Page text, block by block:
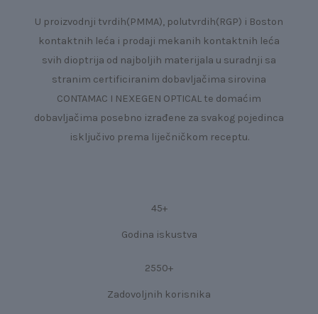
U proizvodnji tvrdih(PMMA), polutvrdih(RGP) i Boston
kontaktnih leća i prodaji mekanih kontaktnih leća
svih dioptrija od najboljih materijala u suradnji sa
stranim certificiranim dobavljačima sirovina
CONTAMAC I NEXEGEN OPTICAL te domaćim
dobavljačima posebno izrađene za svakog pojedinca
isključivo prema liječničkom receptu.
45+
Godina iskustva
2550+
Zadovoljnih korisnika